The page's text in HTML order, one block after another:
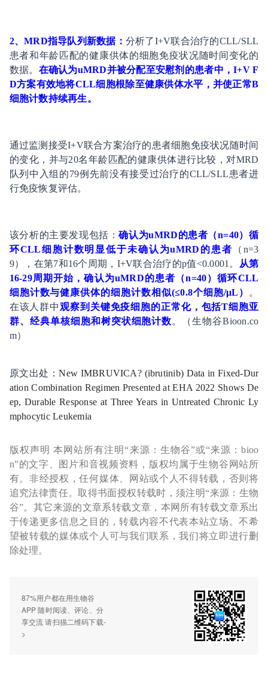
2、MRD指导队列新数据： 分析了I+V联合治疗的CLL/SLL
患者和年龄匹配的健康供体的细胞免疫状况随时间变化的
数据。 在确认为uMRD并被分配至安慰剂的患者中，I+V F
D方案有效地将CLL细胞根除至健康供体水平，并使正常B
细胞计数持续再生。
通过监测接受I+V联合方案治疗的患者细胞免疫状况随时间
的变化，并与20名年龄匹配的健康供体进行比较，对MRD
队列中入组的79例先前没有接受过治疗的CLL/SLL患者进
行免疫恢复评估。
该分析的主要发现包括：确认为uMRD的患者（n=40）循
环CLL细胞计数明显低于未确认为uMRD的患者
（n=3
9），在第7和16个周期，I+V联合治疗的p值<0.0001。
从第
16-29周期开始，确认为uMRD的患者（n=40）循环CLL
细胞计数与健康供体的细胞计数相似(≤0.8个细胞/μL）
。
在该人群中观察到关键免疫细胞的正常化，包括T细胞亚
群、经典单核细胞和树突状细胞计数。（生物谷Bioon.co
m）
原文出处：New IMBRUVICA? (ibrutinib) Data in Fixed-Dur
ation Combination Regimen Presented at EHA 2022 Shows De
ep, Durable Response at Three Years in Untreated Chronic Ly
mphocytic Leukemia
版权声明 本网站所有注明“来源：生物谷”或“来源：bioo
n”的文字、图片和音视频资料，版权均属于生物谷网站所
有。非经授权，任何媒体、网站或个人不得转载，否则将
追究法律责任。取得书面授权转载时，须注明“来源：生物
谷”。其它来源的文章系转载文章，本网所有转载文章系出
于传递更多信息之目的，转载内容不代表本站立场。不希
望被转载的媒体或个人可与我们联系，我们将立即进行删
除处理。
87%用户都在用生物谷
APP 随时阅读、评论、分
享交流 请扫描二维码下载-
>